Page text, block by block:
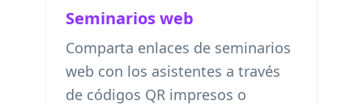
Seminarios web
Comparta enlaces de seminarios
web con los asistentes a través
de códigos QR impresos o